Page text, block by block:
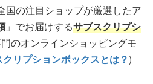
国の注目ショップが厳選したア
」でお届けするサブスクリプシ
のオンラインショッピングモ
リプションボックスとは？)